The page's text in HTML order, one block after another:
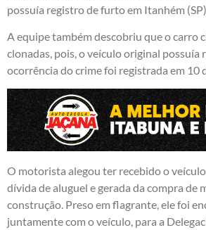
possuía registro de furto em Itanhém (SP).
A equipe também descobriu que o carro
clonadas, pois, o veículo original possuía
ocorrência do crime foi registrada em 10
O motorista alegou ter recebido o
dívida de aluguel e gerada da compra de
construção. Preso em flagrante, ele foi
juntamente com o veículo, para a